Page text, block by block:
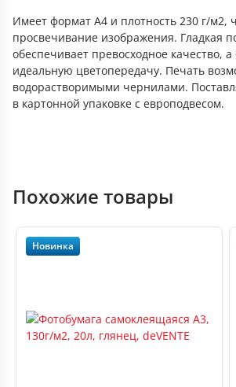
Имеет формат А4 и плотность 230 г/м2,
просвечивание изображения. Гладкая
обеспечивает превосходное качество,
идеальную цветопередачу. Печать
водорастворимыми чернилами.
в картонной упаковке с европодвесом.
Похожие товары
Новинка